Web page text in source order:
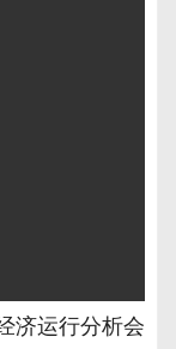
济运行分析会